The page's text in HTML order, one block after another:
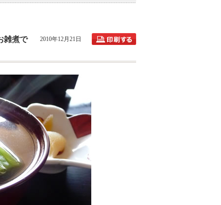
雑煮で 2010年12月21日